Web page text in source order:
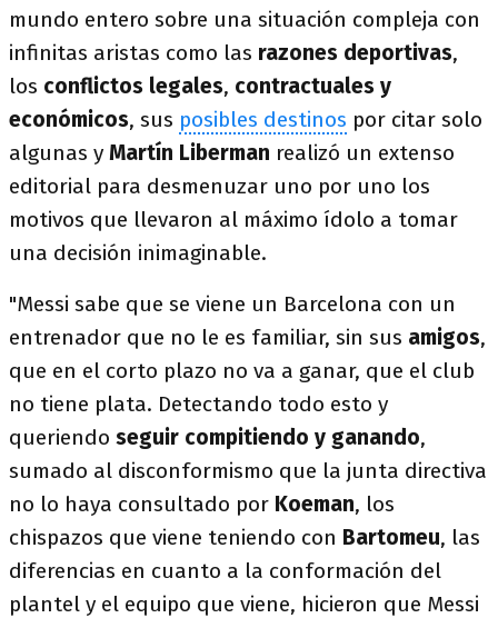
mundo entero sobre una situación compleja con
infinitas aristas como las razones deportivas,
los conflictos legales, contractuales y
económicos, sus posibles destinos por citar solo
algunas y Martín Liberman realizó un extenso
editorial para desmenuzar uno por uno los
motivos que llevaron al máximo ídolo a tomar
una decisión inimaginable.
"Messi sabe que se viene un Barcelona con un
entrenador que no le es familiar, sin sus amigos,
que en el corto plazo no va a ganar, que el club
no tiene plata. Detectando todo esto y
queriendo seguir compitiendo y ganando,
sumado al disconformismo que la junta directiva
no lo haya consultado por Koeman, los
chispazos que viene teniendo con Bartomeu, las
diferencias en cuanto a la conformación del
plantel y el equipo que viene, hicieron que Messi